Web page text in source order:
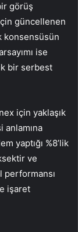
görüş
güncellenen
konsensüsün
ise
bir serbest
için yaklaşık
anlamına
yaptığı %8’lik
ve
performansı
işaret